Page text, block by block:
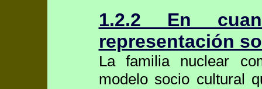
1.2.2 En
representación
La familia nuclear
modelo socio cultural